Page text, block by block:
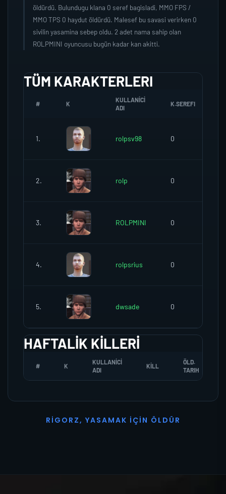
öldürdü. Bulundugu klana 0 seref bagisladi, MMO FPS /
MMO TPS 0 haydut öldürdü. Malesef bu savasi verirken 0
sivilin yasamina sebep oldu. 2 adet nama sahip olan
ROLPMINI oyuncusu bugün kadar kan akitti.
TÜM KARAKTERLERI
# K
KULLANICI
ADI
K.SEREFI
1. rolpsv98 0
2. rolp 0
3. ROLPMINI 0
4. rolpsrius 0
5. dwsade 0
HAFTALIK KILLERI
# K
KULLANICI
ADI
KILL
ÖLD.
TARIH
R I G O R Z, YASAMAK İ ÇI N Ö L D Ü R